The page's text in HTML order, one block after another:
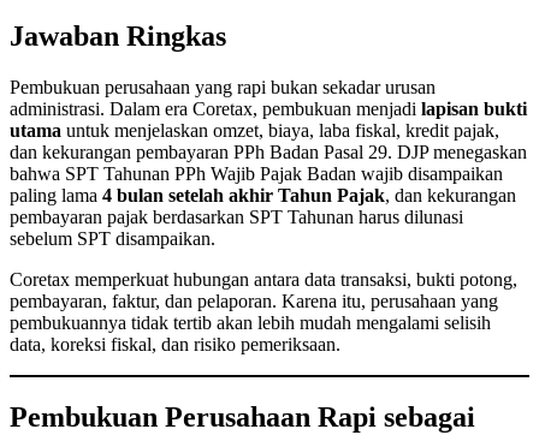
Jawaban Ringkas
Pembukuan perusahaan yang rapi bukan sekadar urusan
administrasi. Dalam era Coretax, pembukuan menjadi lapisan bukti
utama untuk menjelaskan omzet, biaya, laba fiskal, kredit pajak,
dan kekurangan pembayaran PPh Badan Pasal 29. DJP menegaskan
bahwa SPT Tahunan PPh Wajib Pajak Badan wajib disampaikan
paling lama 4 bulan setelah akhir Tahun Pajak, dan kekurangan
pembayaran pajak berdasarkan SPT Tahunan harus dilunasi
sebelum SPT disampaikan.
Coretax memperkuat hubungan antara data transaksi, bukti potong,
pembayaran, faktur, dan pelaporan. Karena itu, perusahaan yang
pembukuannya tidak tertib akan lebih mudah mengalami selisih
data, koreksi fiskal, dan risiko pemeriksaan.
Pembukuan Perusahaan Rapi sebagai